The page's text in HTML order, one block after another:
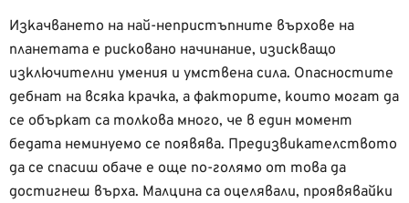
Изкачването на най-непристъпните върхове на
планетата е рисковано начинание, изискващо
изключителни умения и умствена сила. Опасностите
дебнат на всяка крачка, а факторите, които могат да
се объркат са толкова много, че в един момент
бедата неминуемо се появява. Предизвикателството
да се спасиш обаче е още по-голямо от това да
достигнеш върха. Малцина са оцелявали, проявявайки